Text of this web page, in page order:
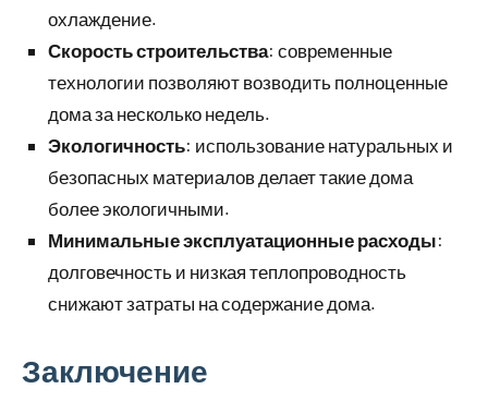
охлаждение.
Скорость строительства: современные
технологии позволяют возводить полноценные
дома за несколько недель.
Экологичность: использование натуральных и
безопасных материалов делает такие дома
более экологичными.
Минимальные эксплуатационные расходы:
долговечность и низкая теплопроводность
снижают затраты на содержание дома.
Заключение